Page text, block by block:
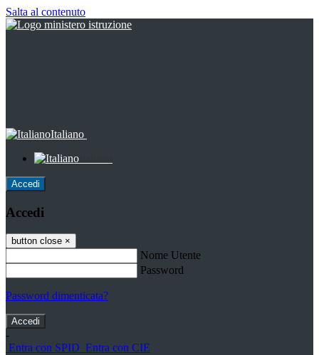
Salta al contenuto
Italiano
Accedi
Accedi
button close ×
Nome Utente
Password
Password dimenticata?
-
Entra con SPID Entra con CIE